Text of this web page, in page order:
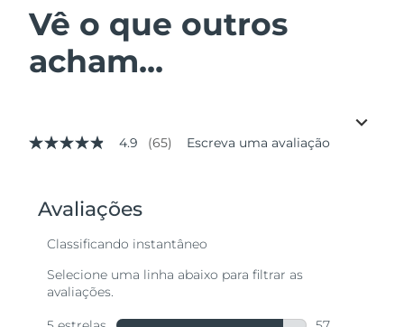
Vê o que outros
acham...
4.9
valor
médio
avaliação.
Reviews.
abre
4.9 (65) Escreva uma avaliação